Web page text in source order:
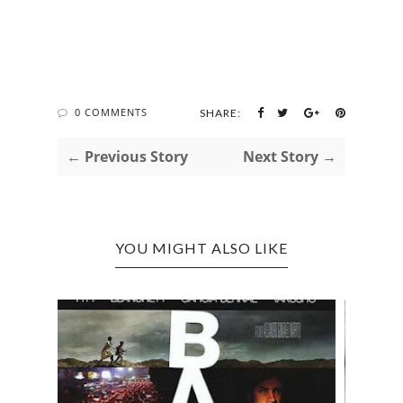
0 COMMENTS SHARE:
← Previous Story Next Story →
YOU MIGHT ALSO LIKE